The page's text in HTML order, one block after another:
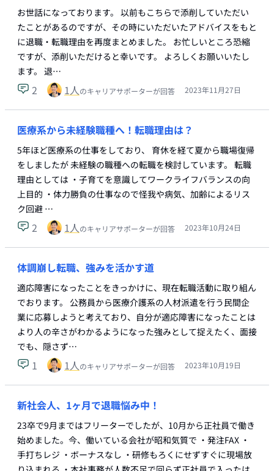
お世話になっております。 以前もこちらで添削していただい
たことがあるのですが、その時にいただいたアドバイスをもと
に退職・転職理由を再度まとめました。 お忙しいところ恐縮
ですが、添削いただけると幸いです。 よろしくお願いいたし
ます。 退…
2 1人のキャリアサポーターが回答 2023年11月27日
医療系から未経験職種へ！転職理由は？
5年ほど医療系の仕事をしており、 育休を経て夏から職場復帰
をしましたが 未経験の職種への転職を検討しています。 転職
理由としては ・子育てを意識してワークライフバランスの向
上目的 ・体力勝負の仕事なので怪我や病気、加齢によるリス
ク回避 …
2 1人のキャリアサポーターが回答 2023年10月24日
体調崩し転職、強みを活かす道
適応障害になったことをきっかけに、現在転職活動に取り組ん
でおります。 公務員から医療介護系の人材派遣を行う民間企
業に応募しようと考えており、自分が適応障害になったことは
より人の辛さがわかるようになった強みとして捉えたく、面接
でも、隠さず…
1 1人のキャリアサポーターが回答 2023年10月19日
新社会人、1ヶ月で退職悩み中！
23卒で9月まではフリーターでしたが、10月から正社員で働き
始めました。今、働いている会社が昭和気質で ・発注FAX ・
手打ちレジ ・ボーナスなし ・研修もろくにせずすぐに現場放